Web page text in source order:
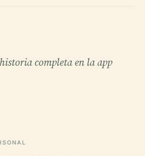
completa en la app